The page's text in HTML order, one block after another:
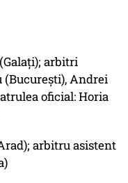
arbitri
Andrei
oficial: Horia
arbitru asistent